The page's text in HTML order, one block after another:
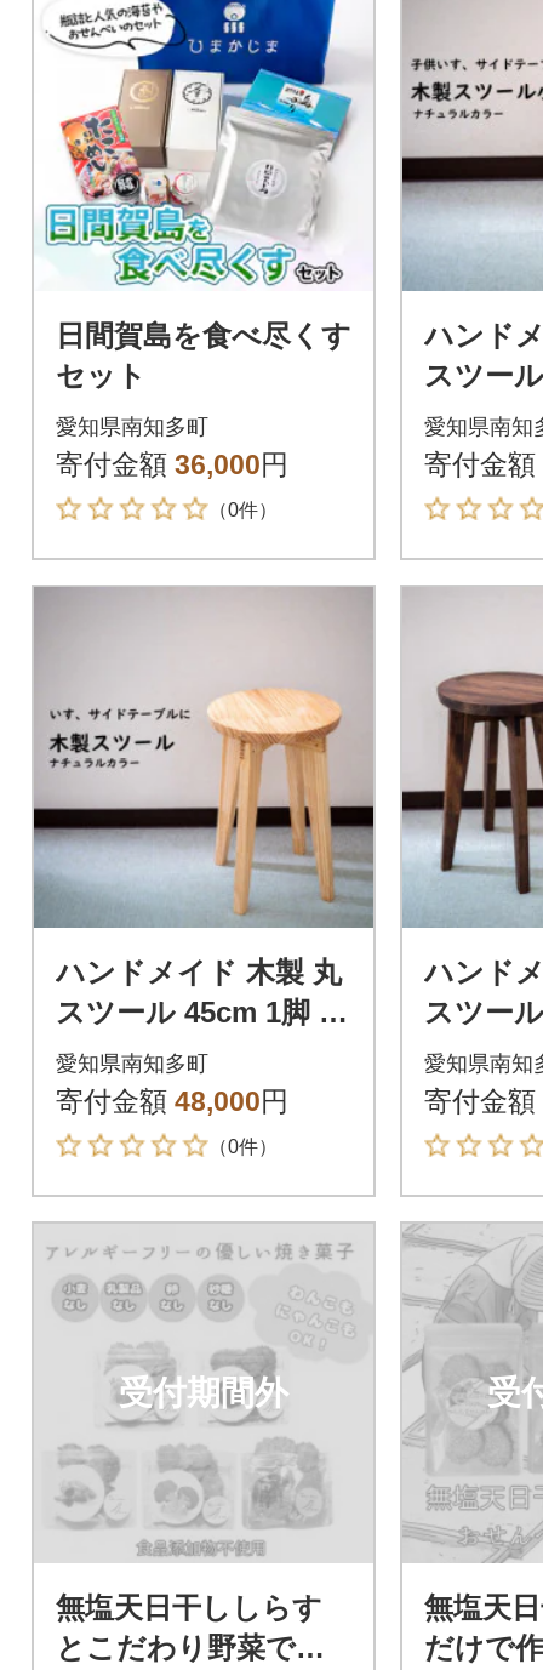
日間賀島を食べ尽くす
セット
愛知県南知多町
寄付金額 36,000円
（0件）
ハンド
スツー
ナチュ
子 イン
愛知県南知
寄付金額
ハンドメイド 木製 丸
スツール 45cm 1脚 ナ
チュラルカラー 椅子
インテリア
愛知県南知多町
寄付金額 48,000円
（0件）
ハンド
スツー
ォルナ
子 イン
愛知県南知
寄付金額
受付期間外
無塩天日干ししらす
とこだわり野菜で作
受
無塩天
だけで